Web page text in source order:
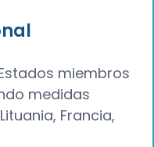
miembros
medidas
Francia,